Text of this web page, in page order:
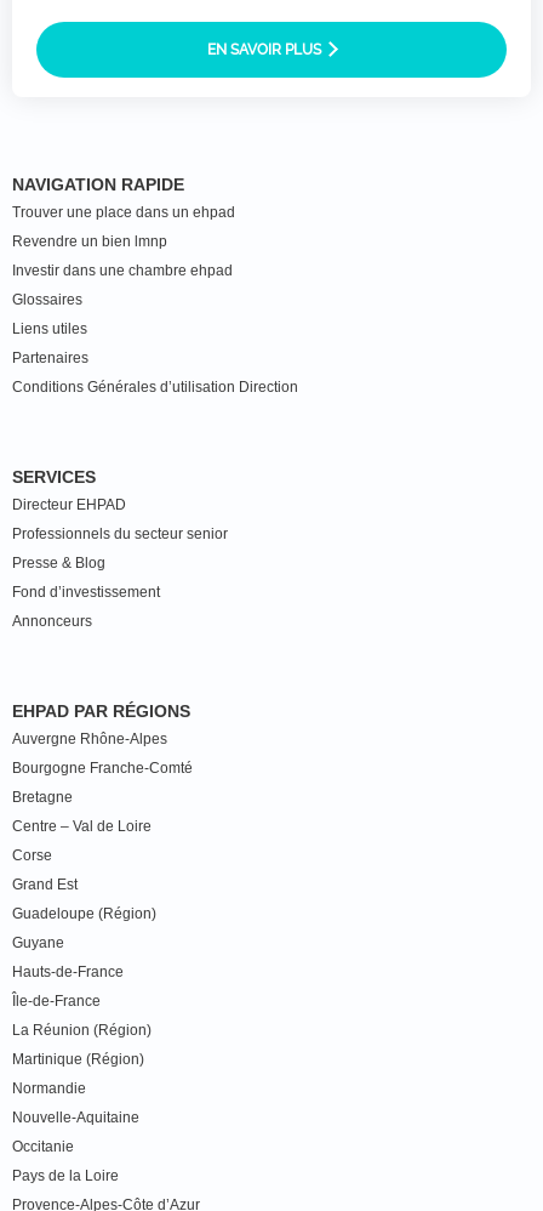
EN SAVOIR PLUS
NAVIGATION RAPIDE
Trouver une place dans un ehpad
Revendre un bien lmnp
Investir dans une chambre ehpad
Glossaires
Liens utiles
Partenaires
Conditions Générales d’utilisation Direction
SERVICES
Directeur EHPAD
Professionnels du secteur senior
Presse & Blog
Fond d’investissement
Annonceurs
EHPAD PAR RÉGIONS
Auvergne Rhône-Alpes
Bourgogne Franche-Comté
Bretagne
Centre – Val de Loire
Corse
Grand Est
Guadeloupe (Région)
Guyane
Hauts-de-France
Île-de-France
La Réunion (Région)
Martinique (Région)
Normandie
Nouvelle-Aquitaine
Occitanie
Pays de la Loire
Provence-Alpes-Côte d’Azur